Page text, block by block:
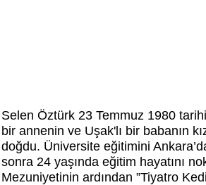
Selen Öztürk 23 Temmuz 1980
bir annenin ve Uşak'lı bir babanın
doğdu. Üniversite eğitimini
sonra 24 yaşında eğitim hayatını
Mezuniyetinin ardından ”Tiyatro